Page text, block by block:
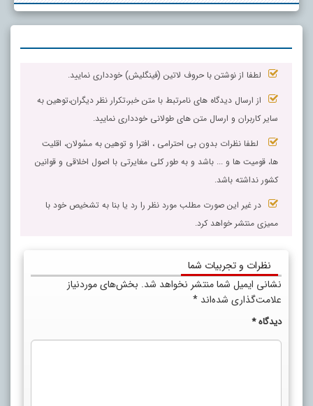
لطفا از نوشتن با حروف لاتین (فینگلیش) خودداری نمایید.
از ارسال دیدگاه های نامرتبط با متن خبر،تکرار نظر دیگران،توهین به
سایر کاربران و ارسال متن های طولانی خودداری نمایید.
لطفا نظرات بدون بی احترامی ، افترا و توهین به مسٔولان، اقلیت
ها، قومیت ها و ... باشد و به طور کلی مغایرتی با اصول اخلاقی و قوانین
کشور نداشته باشد.
در غیر این صورت مطلب مورد نظر را رد یا بنا به تشخیص خود با
ممیزی منتشر خواهد کرد.
نظرات و تجربیات شما
نشانی ایمیل شما منتشر نخواهد شد. بخش‌های موردنیاز
علامت‌گذاری شده‌اند *
دیدگاه*